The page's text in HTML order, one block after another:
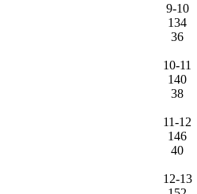
9-10
134
36
10-11
140
38
11-12
146
40
12-13